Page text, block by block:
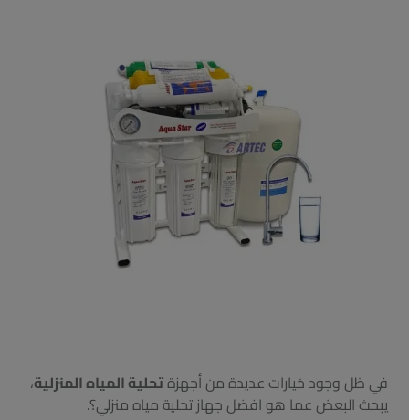
في ظل وجود خيارات عديدة من أجهزةتحلية المياه المنزلية،
يبحث البعض عما هو افضل جهاز تحلية مياه منزلي؟.